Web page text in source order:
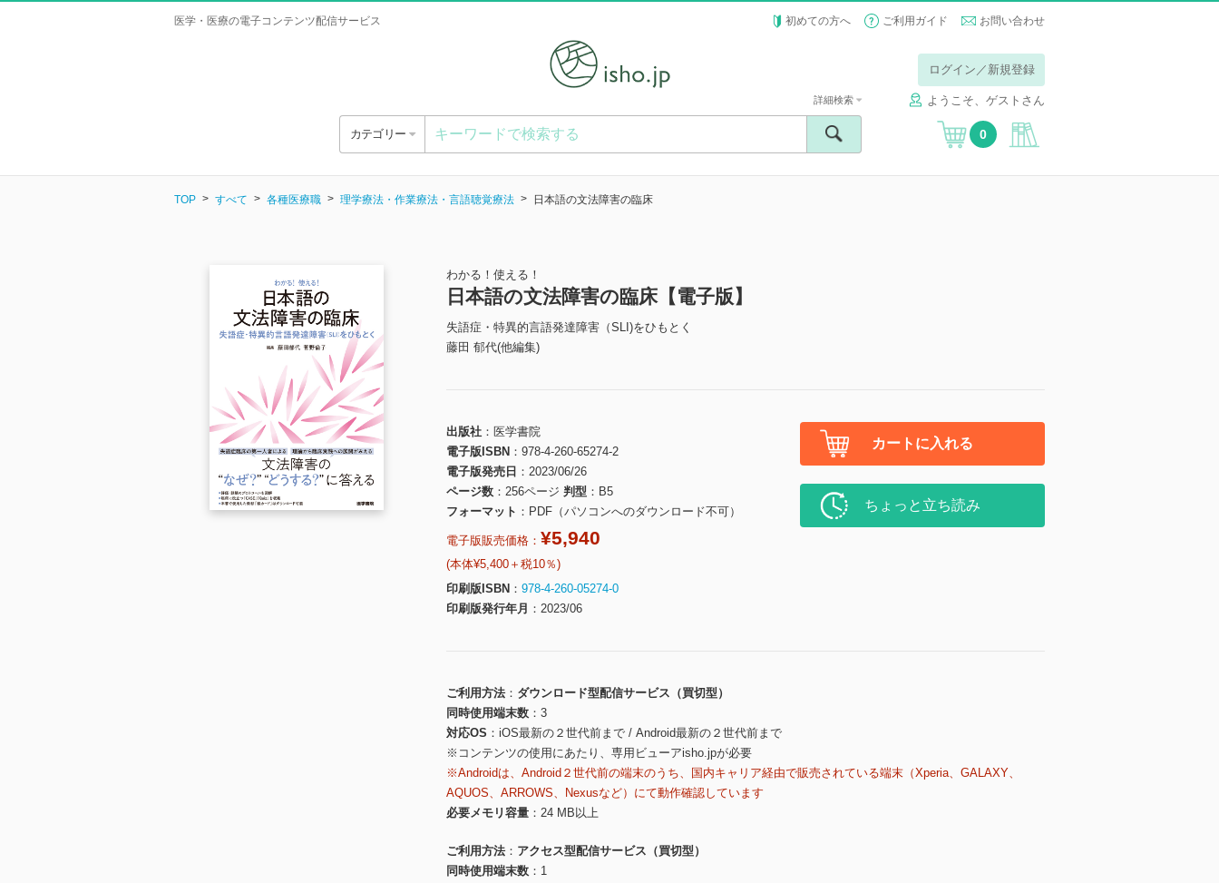
医学・医療の電子コンテンツ配信サービス 初めての方へ ご利用ガイド お問い合わせ
ログイン／新規登録
ようこそ、ゲストさん
カテゴリー
詳細検索
0
TOP すべて 各種医療職 理学療法・作業療法・言語聴覚療法 日本語の文法障害の臨床
わかる！使える！
日本語の文法障害の臨床【電子版】
失語症・特異的言語発達障害（SLI)をひもとく
藤田 郁代(他編集)
出版社
医学書院
電子版ISBN
978-4-260-65274-2
電子版発売日
2023/06/26
ページ数
256ページ 判型
B5
フォーマット
PDF（パソコンへのダウンロード不可）
電子版販売価格： ¥5,940
(本体¥5,400＋税10％)
印刷版ISBN
978-4-260-05274-0
印刷版発行年月
2023/06
カートに入れる
ちょっと立ち読み
ご利用方法
ダウンロード型配信サービス（買切型）
同時使用端末数
3
対応OS
iOS最新の２世代前まで / Android最新の２世代前まで
※コンテンツの使用にあたり、専用ビューアisho.jpが必要
※Androidは、Android２世代前の端末のうち、国内キャリア経由で販売されている端末（Xperia、GALAXY、
AQUOS、ARROWS、Nexusなど）にて動作確認しています
必要メモリ容量
24 MB以上
ご利用方法
アクセス型配信サービス（買切型）
同時使用端末数
1